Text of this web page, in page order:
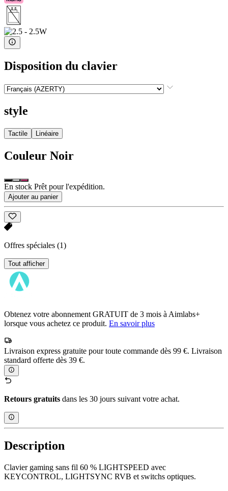
Disposition du clavier
style
Tactile Linéaire
Couleur Noir
En stock Prêt pour l'expédition.
Ajouter au panier
Offres spéciales (1)
Tout afficher
Obtenez votre abonnement GRATUIT de 3 mois à Aimlabs+
lorsque vous achetez ce produit. En savoir plus
Livraison express gratuite pour toute commande dès 99 €. Livraison
standard offerte dès 39 €.
Retours gratuits dans les 30 jours suivant votre achat.
Description
Clavier gaming sans fil 60 % LIGHTSPEED avec
KEYCONTROL, LIGHTSYNC RVB et switchs optiques.